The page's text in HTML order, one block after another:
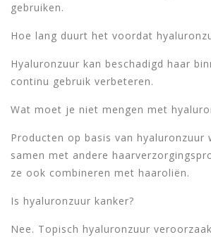
gebruiken.
Hoe lang duurt het voordat
Hyaluronzuur kan beschadigd haar
continu gebruik verbeteren.
Wat moet je niet mengen met
Producten op basis van hyaluronzuur
samen met andere
ze ook combineren met haaroliën.
Is hyaluronzuur kanker?
Nee. Topisch hyaluronzuur